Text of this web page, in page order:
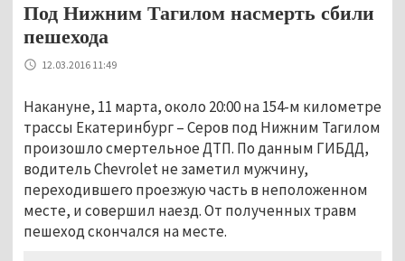
Под Нижним Тагилом насмерть сбили
пешехода
12.03.2016 11:49
Накануне, 11 марта, около 20:00 на 154-м километре
трассы Екатеринбург – Серов под Нижним Тагилом
произошло смертельное ДТП. По данным ГИБДД,
водитель Chevrolet не заметил мужчину,
переходившего проезжую часть в неположенном
месте, и совершил наезд. От полученных травм
пешеход скончался на месте.